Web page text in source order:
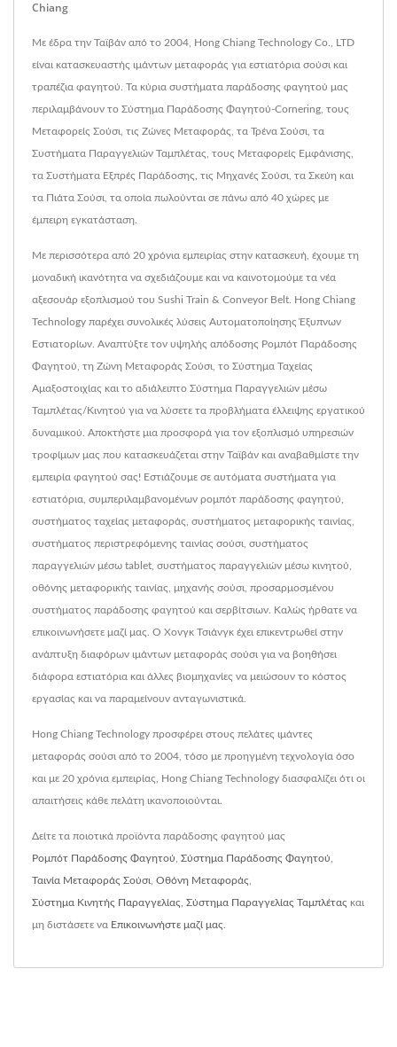
Chiang
Με έδρα την Ταϊβάν από το 2004, Hong Chiang Technology Co., LTD
είναι κατασκευαστής ιμάντων μεταφοράς για εστιατόρια σούσι και
τραπέζια φαγητού. Τα κύρια συστήματα παράδοσης φαγητού μας
περιλαμβάνουν το Σύστημα Παράδοσης Φαγητού-Cornering, τους
Μεταφορείς Σούσι, τις Ζώνες Μεταφοράς, τα Τρένα Σούσι, τα
Συστήματα Παραγγελιών Ταμπλέτας, τους Μεταφορείς Εμφάνισης,
τα Συστήματα Εξπρές Παράδοσης, τις Μηχανές Σούσι, τα Σκεύη και
τα Πιάτα Σούσι, τα οποία πωλούνται σε πάνω από 40 χώρες με
έμπειρη εγκατάσταση.
Με περισσότερα από 20 χρόνια εμπειρίας στην κατασκευή, έχουμε τη
μοναδική ικανότητα να σχεδιάζουμε και να καινοτομούμε τα νέα
αξεσουάρ εξοπλισμού του Sushi Train & Conveyor Belt. Hong Chiang
Technology παρέχει συνολικές λύσεις Αυτοματοποίησης Έξυπνων
Εστιατορίων. Αναπτύξτε τον υψηλής απόδοσης Ρομπότ Παράδοσης
Φαγητού, τη Ζώνη Μεταφοράς Σούσι, το Σύστημα Ταχείας
Αμαξοστοιχίας και το αδιάλειπτο Σύστημα Παραγγελιών μέσω
Ταμπλέτας/Κινητού για να λύσετε τα προβλήματα έλλειψης εργατικού
δυναμικού. Αποκτήστε μια προσφορά για τον εξοπλισμό υπηρεσιών
τροφίμων μας που κατασκευάζεται στην Ταϊβάν και αναβαθμίστε την
εμπειρία φαγητού σας! Εστιάζουμε σε αυτόματα συστήματα για
εστιατόρια, συμπεριλαμβανομένων ρομπότ παράδοσης φαγητού,
συστήματος ταχείας μεταφοράς, συστήματος μεταφορικής ταινίας,
συστήματος περιστρεφόμενης ταινίας σούσι, συστήματος
παραγγελιών μέσω tablet, συστήματος παραγγελιών μέσω κινητού,
οθόνης μεταφορικής ταινίας, μηχανής σούσι, προσαρμοσμένου
συστήματος παράδοσης φαγητού και σερβίτσιων. Καλώς ήρθατε να
επικοινωνήσετε μαζί μας. Ο Χονγκ Τσιάνγκ έχει επικεντρωθεί στην
ανάπτυξη διαφόρων ιμάντων μεταφοράς σούσι για να βοηθήσει
διάφορα εστιατόρια και άλλες βιομηχανίες να μειώσουν το κόστος
εργασίας και να παραμείνουν ανταγωνιστικά.
Hong Chiang Technology προσφέρει στους πελάτες ιμάντες
μεταφοράς σούσι από το 2004, τόσο με προηγμένη τεχνολογία όσο
και με 20 χρόνια εμπειρίας, Hong Chiang Technology διασφαλίζει ότι οι
απαιτήσεις κάθε πελάτη ικανοποιούνται.
Δείτε τα ποιοτικά προϊόντα παράδοσης φαγητού μας
Ρομπότ Παράδοσης Φαγητού Σύστημα Παράδοσης Φαγητού
Ταινία Μεταφοράς Σούσι Οθόνη Μεταφοράς
Σύστημα Κινητής Παραγγελίας Σύστημα Παραγγελίας Ταμπλέτας και
μη διστάσετε να Επικοινωνήστε μαζί μας